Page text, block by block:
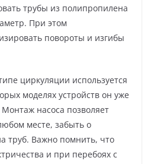
трубы из полипропилена
При этом
повороты и изгибы
циркуляции используется
моделях устройств он уже
насоса позволяет
месте, забыть о
труб. Важно помнить, что
и при перебоях с